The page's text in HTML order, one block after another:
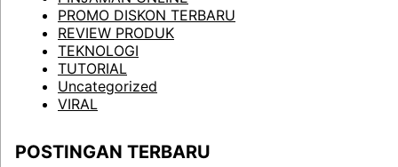
PROMO DISKON TERBARU
REVIEW PRODUK
TEKNOLOGI
TUTORIAL
Uncategorized
VIRAL
POSTINGAN TERBARU